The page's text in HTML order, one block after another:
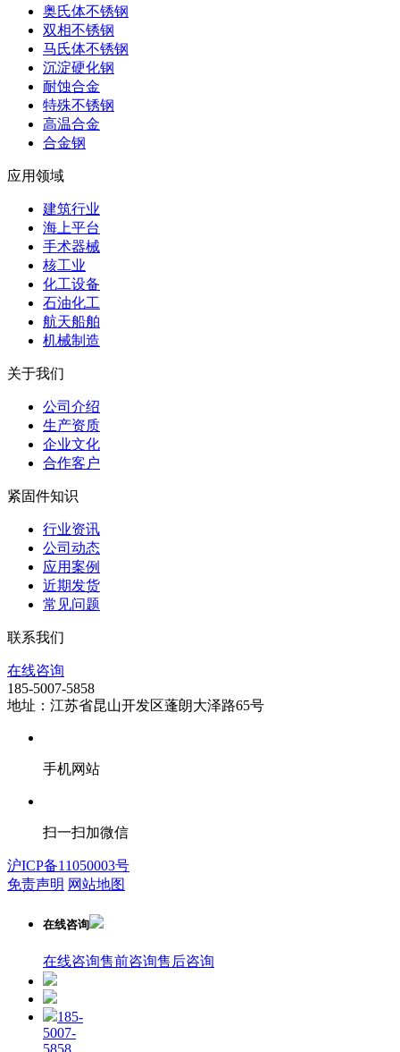
奥氏体不锈钢
双相不锈钢
马氏体不锈钢
沉淀硬化钢
耐蚀合金
特殊不锈钢
高温合金
合金钢
应用领域
建筑行业
海上平台
手术器械
核工业
化工设备
石油化工
航天船舶
机械制造
关于我们
公司介绍
生产资质
企业文化
合作客户
紧固件知识
行业资讯
公司动态
应用案例
近期发货
常见问题
联系我们
在线咨询
185-5007-5858
地址：江苏省昆山开发区蓬朗大泽路65号
手机网站
扫一扫加微信
沪ICP备11050003号
免责声明 网站地图
在线咨询
在线咨询售前咨询售后咨询
185-
5007-